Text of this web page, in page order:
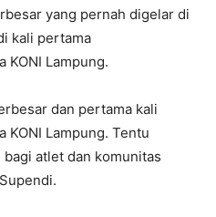
yang pernah digelar di
kali pertama
KONI Lampung.
dan pertama kali
KONI Lampung. Tentu
atlet dan komunitas